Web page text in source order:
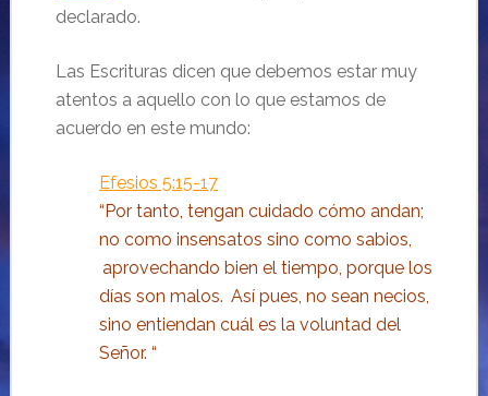
declarado.
Las Escrituras dicen que debemos estar muy
atentos a aquello con lo que estamos de
acuerdo en este mundo:
Efesios 5:15-17
“Por tanto, tengan cuidado cómo andan;
no como insensatos sino como sabios,
aprovechando bien el tiempo, porque los
días son malos. Así pues, no sean necios,
sino entiendan cuál es la voluntad del
Señor. “